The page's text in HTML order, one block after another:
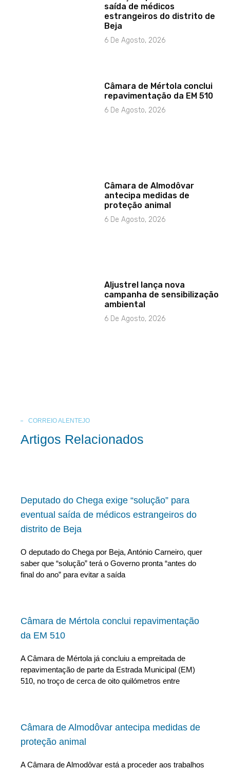
saída de médicos
estrangeiros do distrito de
Beja
6 De Agosto, 2026
Câmara de Mértola conclui
repavimentação da EM 510
6 De Agosto, 2026
Câmara de Almodôvar
antecipa medidas de
proteção animal
6 De Agosto, 2026
Aljustrel lança nova
campanha de sensibilização
ambiental
6 De Agosto, 2026
CORREIO ALENTEJO
Artigos Relacionados
Deputado do Chega exige “solução” para
eventual saída de médicos estrangeiros do
distrito de Beja
O deputado do Chega por Beja, António Carneiro, quer
saber que “solução” terá o Governo pronta “antes do
final do ano” para evitar a saída
Câmara de Mértola conclui repavimentação
da EM 510
A Câmara de Mértola já concluiu a empreitada de
repavimentação de parte da Estrada Municipal (EM)
510, no troço de cerca de oito quilómetros entre
Câmara de Almodôvar antecipa medidas de
proteção animal
A Câmara de Almodôvar está a proceder aos trabalhos